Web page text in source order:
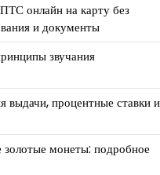
онлайн на карту без
и документы
звучания
выдачи, процентные ставки и
золотые монеты: подробное